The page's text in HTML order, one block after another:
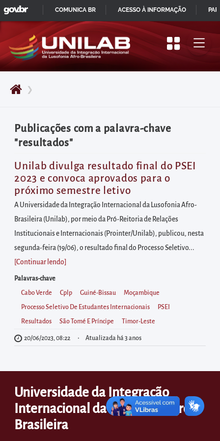
Pular
para
início
do
principal
Acessar
diretamente
o
menu
principal
Acessar
diretamente
à
área
para
realizar
buscas
internas
Acessar
diretamente
as
no
rodapé
❯
Publicações com a palavra-chave
"resultados"
Unilab divulga resultado final do PSEI
2023 e convoca aprovados para o
próximo semestre letivo
A Universidade da Integração Internacional da Lusofonia Afro-
Brasileira (Unilab), por meio da Pró-Reitoria de Relações
Institucionais e Internacionais (Prointer/Unilab), publicou, nesta
segunda-feira (19/06), o resultado final do Processo Seletivo...
[Continuar lendo
Palavras-chave
Cabo Verde Cplp Guiné-Bissau Moçambique
Processo Seletivo De Estudantes Internacionais PSEI
Resultados São Tomé E Príncipe Timor-Leste
20/06/2023, 08:22 Atualizada há 3 anos
Universidade da Integração
Internacional da Lusofonia Afro-
Brasileira
IR
PARA
CONTEÚDO
GOVBR
COMUNICA BR ACESSO À INFORMAÇÃO